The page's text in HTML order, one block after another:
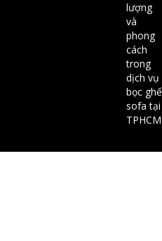
lượng
và
phong
cách
trong
dịch vụ
bọc ghế
sofa tại
TPHCM